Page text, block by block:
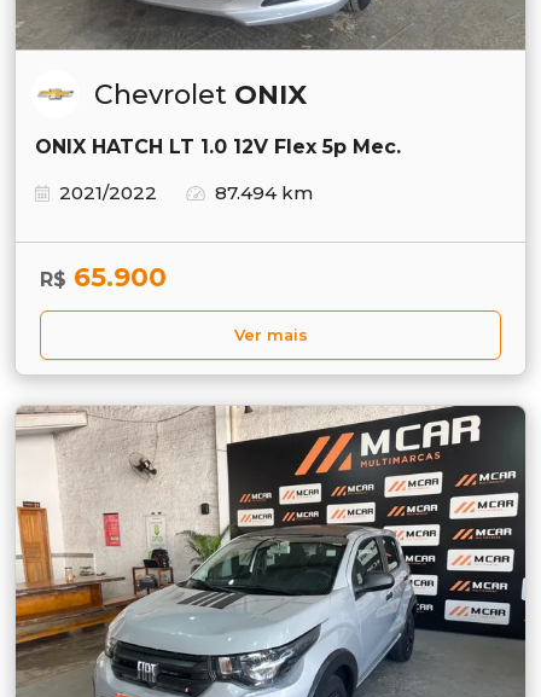
Chevrolet ONIX
ONIX HATCH LT 1.0 12V Flex 5p Mec.
2021/2022
87.494 km
R$ 65.900
Ver mais